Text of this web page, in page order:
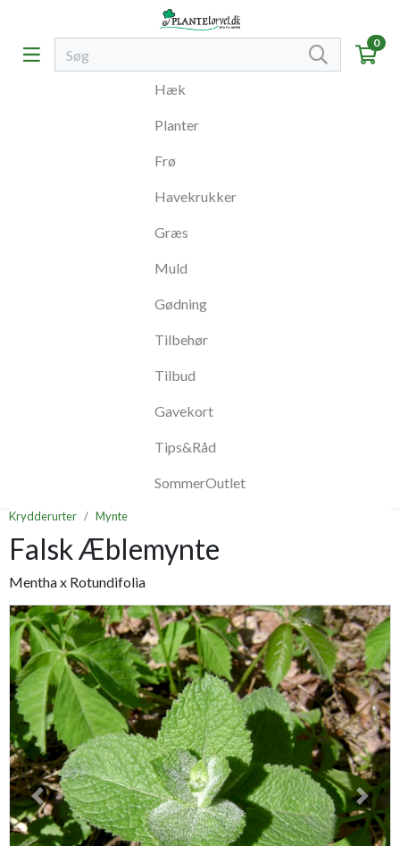
0
Hæk
Planter
Frø
Havekrukker
Græs
Muld
Gødning
Tilbehør
Tilbud
Gavekort
Tips&Råd
SommerOutlet
Krydderurter Mynte
Falsk Æblemynte
Mentha x Rotundifolia
Previous Next